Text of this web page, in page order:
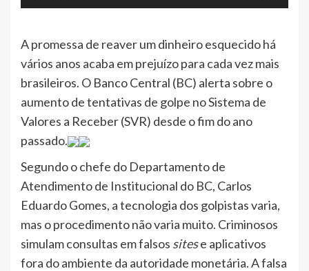
A promessa de reaver um dinheiro esquecido há
vários anos acaba em prejuízo para cada vez mais
brasileiros. O Banco Central (BC) alerta sobre o
aumento de tentativas de golpe no Sistema de
Valores a Receber (SVR) desde o fim do ano
passado.
Segundo o chefe do Departamento de
Atendimento de Institucional do BC, Carlos
Eduardo Gomes, a tecnologia dos golpistas varia,
mas o procedimento não varia muito. Criminosos
simulam consultas em falsos sitese aplicativos
fora do ambiente da autoridade monetária. A falsa